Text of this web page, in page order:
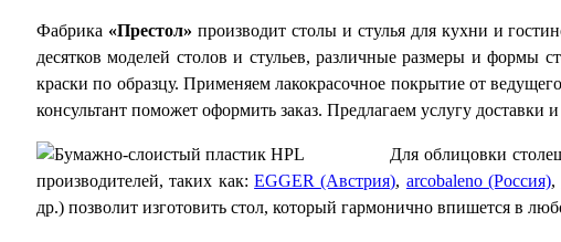
Фабрика «Престол» производит столы и стулья для кухни и
десятков моделей столов и стульев, различные размеры и
краски по образцу. Применяем лакокрасочное покрытие от
консультант поможет оформить заказ. Предлагаем услугу
Для облицовки
производителей, таких как:EGGER (Австрия), arcobaleno (Россия),
др.) позволит изготовить стол, который гармонично впишется в